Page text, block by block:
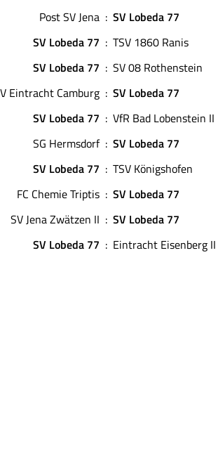
Post SV Jena : SV Lobeda 77
SV Lobeda 77 : TSV 1860 Ranis
SV Lobeda 77 : SV 08 Rothenstein
Eintracht Camburg : SV Lobeda 77
SV Lobeda 77 : VfR Bad Lobenstein II
SG Hermsdorf : SV Lobeda 77
SV Lobeda 77 : TSV Königshofen
FC Chemie Triptis : SV Lobeda 77
SV Jena Zwätzen II : SV Lobeda 77
SV Lobeda 77 : Eintracht Eisenberg II